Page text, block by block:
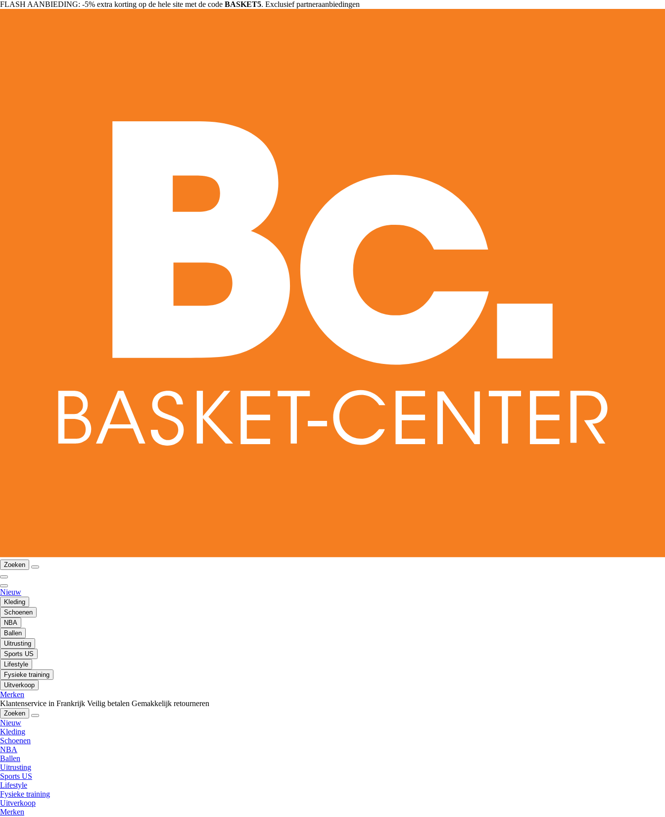
FLASH AANBIEDING: -5% extra korting op de hele site met de code BASKET5. Exclusief partneraanbiedingen
Zoeken
Nieuw
Kleding
Schoenen
NBA
Ballen
Uitrusting
Sports US
Lifestyle
Fysieke training
Uitverkoop
Merken
Klantenservice in Frankrijk Veilig betalen Gemakkelijk retourneren
Zoeken
Nieuw
Kleding
Schoenen
NBA
Ballen
Uitrusting
Sports US
Lifestyle
Fysieke training
Uitverkoop
Merken